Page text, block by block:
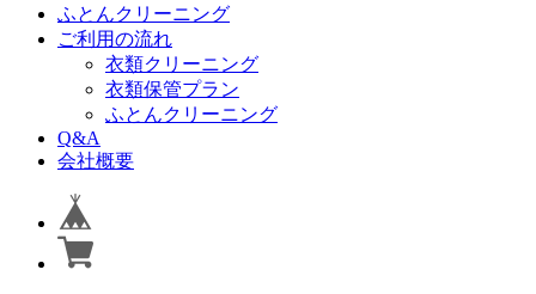
ふとんクリーニング
ご利用の流れ
衣類クリーニング
衣類保管プラン
ふとんクリーニング
Q&A
会社概要